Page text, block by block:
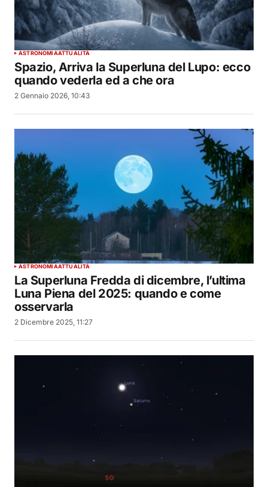
ASTRONOMIAATTUALITÀ
Spazio, Arriva la Superluna del Lupo: ecco
quando vederla ed a che ora
2 Gennaio 2026, 10:43
ASTRONOMIAATTUALITÀ
La Superluna Fredda di dicembre, l’ultima
Luna Piena del 2025: quando e come
osservarla
2 Dicembre 2025, 11:27